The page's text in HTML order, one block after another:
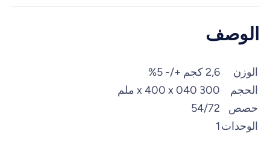
الوصف
الوزن
2,6 كجم +/- 5%
الحجم
300 x 400 x 040 ملم
حصص
54/72
الوحدات1